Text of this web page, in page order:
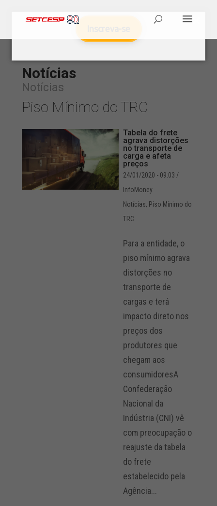
Notícias
Notícias
Piso Mínimo do TRC
Tabela do frete
agrava distorções
no transporte de
carga e afeta
preços
24/01/2020 - 09:03 /
InfoMoney
Notícias, Piso Mínimo do
TRC
Para a entidade, o
piso mínimo agrava
distorções no
transporte de
cargas e terá
impacto direto nos
preços dos
produtores que
chegam aos
consumidoresA
Confederação
Nacional da
Indústria (CNI) vê
com preocupação o
reajuste da tabela
do frete
estabelecido pela
Agência...